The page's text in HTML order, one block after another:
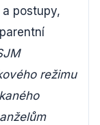
postupy,
režimu